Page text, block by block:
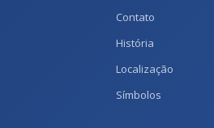
Contato
História
Localização
Símbolos